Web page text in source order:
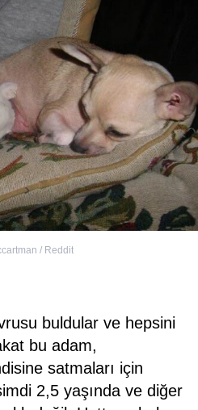
/ Reddit
buldular ve hepsini
bu adam,
satmaları için
2,5 yaşında ve diğer